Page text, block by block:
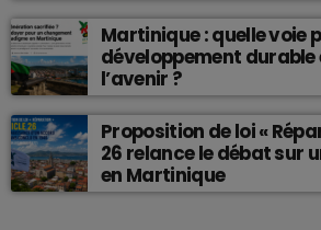
Martinique : quelle voie
développement
l’avenir ?
Proposition de loi «
26 relance le débat sur
en Martinique